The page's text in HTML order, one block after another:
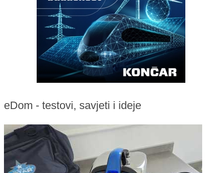
eDom - testovi, savjeti i ideje